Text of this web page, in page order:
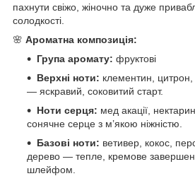
пахнути свіжо, жіночно та дуже
солодкості.
🌸 Ароматна композиція:
Група аромату: фруктові
Верхні ноти: клементин,
— яскравий, соковитий старт.
Ноти серця: мед акації,
сонячне серце з м’якою ніжністю.
Базові ноти: ветивер, кокос,
дерево — тепле, кремове
шлейфом.